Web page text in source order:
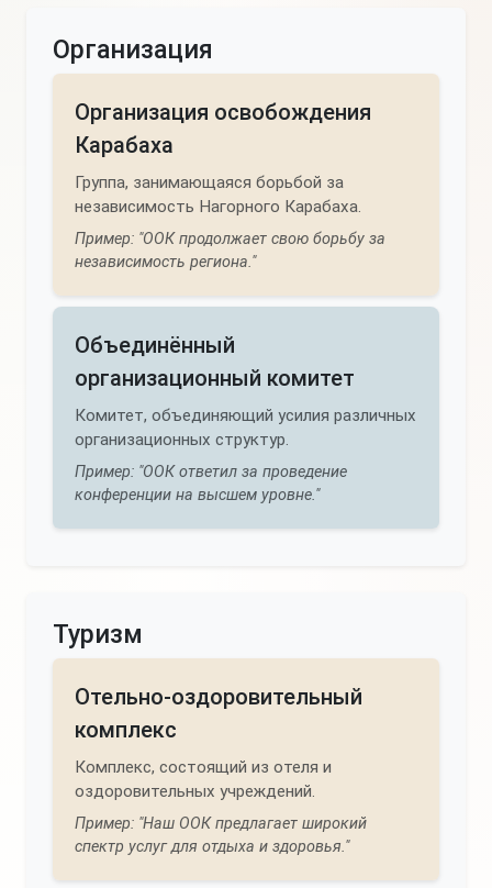
Организация
Организация освобождения
Карабаха
Группа, занимающаяся борьбой за
независимость Нагорного Карабаха.
Пример: "ООК продолжает свою борьбу за
независимость региона."
Объединённый
организационный комитет
Комитет, объединяющий усилия различных
организационных структур.
Пример: "ООК ответил за проведение
конференции на высшем уровне."
Туризм
Отельно-оздоровительный
комплекс
Комплекс, состоящий из отеля и
оздоровительных учреждений.
Пример: "Наш ООК предлагает широкий
спектр услуг для отдыха и здоровья."